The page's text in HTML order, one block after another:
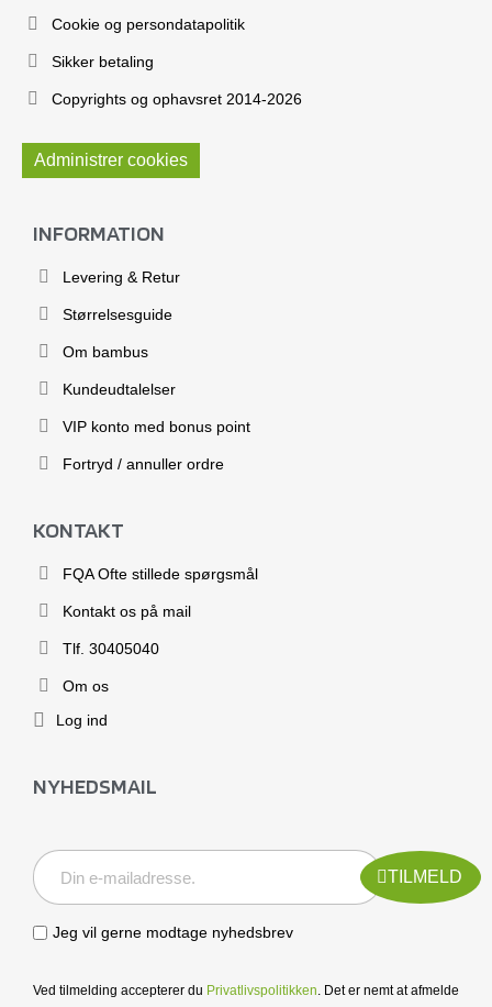
Cookie og persondatapolitik
Sikker betaling
Copyrights og ophavsret 2014-2026
Administrer cookies
INFORMATION
Levering & Retur
Størrelsesguide
Om bambus
Kundeudtalelser
VIP konto med bonus point
Fortryd / annuller ordre
KONTAKT
FQA Ofte stillede spørgsmål
Kontakt os på mail
Tlf. 30405040
Om os
Log ind
NYHEDSMAIL
TILMELD
Jeg vil gerne modtage nyhedsbrev
Ved tilmelding accepterer du Privatlivspolitikken. Det er nemt at afmelde